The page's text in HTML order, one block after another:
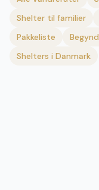
Shelter til familier
Pakkeliste
Shelters i Danmark